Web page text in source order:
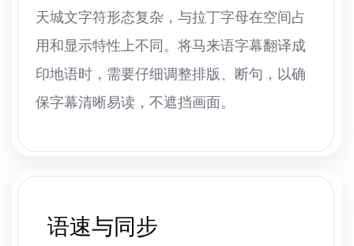
天城文字符形态复杂，与拉丁字母在空间占
用和显示特性上不同。将马来语字幕翻译成
印地语时，需要仔细调整排版、断句，以确
保字幕清晰易读，不遮挡画面。
语速与同步